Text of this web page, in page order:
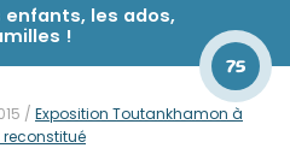
enfants, les ados,
!
75
/ Exposition Toutankhamon à
reconstitué